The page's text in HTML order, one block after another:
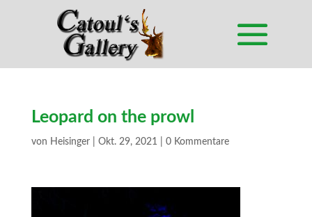
Leopard on the prowl
von Heisinger| Okt. 29, 2021 0 Kommentare